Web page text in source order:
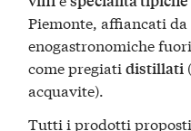
Piemonte, affiancati da
enogastronomiche
come pregiatidistillati
acquavite).
Tutti i prodotti proposti